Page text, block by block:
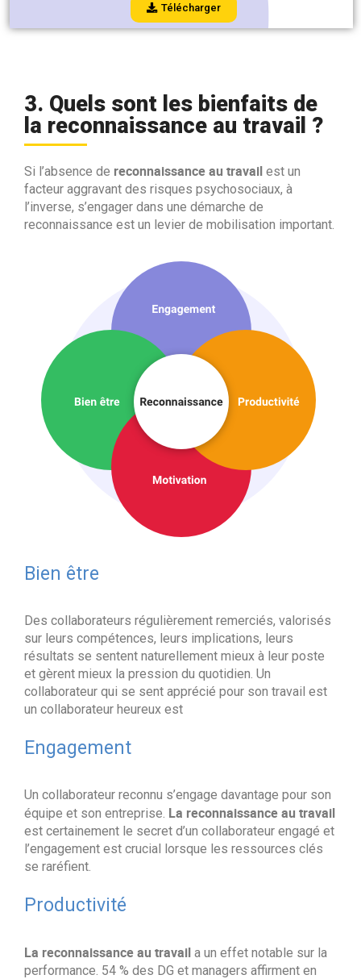
Télécharger
3. Quels sont les bienfaits de
la reconnaissance au travail ?
Si l’absence de reconnaissanceau travail est un
facteur aggravant des risques psychosociaux, à
l’inverse, s’engager dans une démarche de
reconnaissance est un levier de mobilisation important.
Bien être
Des collaborateurs régulièrement remerciés, valorisés
sur leurs compétences, leurs implications, leurs
résultats se sentent naturellement mieux à leur poste
et gèrent mieux la pression du quotidien. Un
collaborateur qui se sent apprécié pour son travail est
un collaborateur heureux est
Engagement
Un collaborateur reconnu s’engage davantage pour son
équipe et son entreprise. La reconnaissance au travail
est certainement le secret d’un collaborateur engagé et
l’engagement est crucial lorsque les ressources clés
se raréfient.
Productivité
La reconnaissance au travail a un effet notable sur la
performance. 54 % des DG et managers affirment en